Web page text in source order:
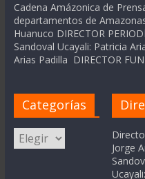
Cadena Amázonica de
departamentos de
Huanuco DIRECTOR
Sandoval Ucayali: Patricia
Arias Padilla DIRECTOR
Categorías
Categorías
Jorge